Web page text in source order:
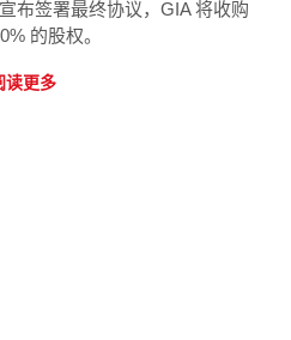
布签署最终协议，GIA 将收购
的股权。
读更多